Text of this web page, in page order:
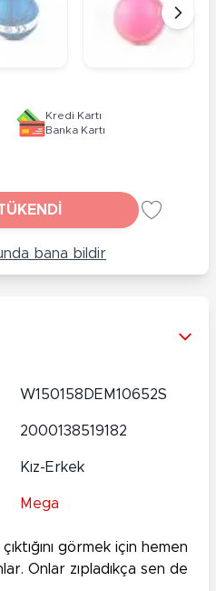
Kredi Kartı
Banka Kartı
bana bildir
W150158DEM10652S
2000138519182
Kız-Erkek
Mega
görmek için hemen
Onlar zıpladıkça sen de